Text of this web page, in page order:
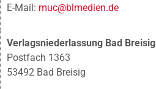
E-Mail: muc@blmedien.de
Verlagsniederlassung Bad Breisig
Postfach 1363
53492 Bad Breisig